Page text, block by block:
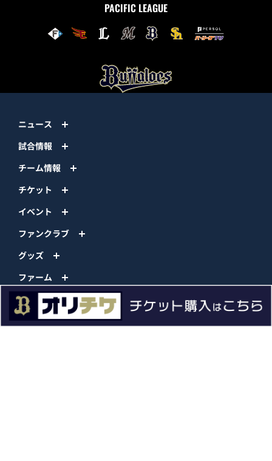
PACIFIC LEAGUE
ニュース
試合情報
チーム情報
チケット
イベント
ファンクラブ
グッズ
ファーム
エンタメ
スタジアム